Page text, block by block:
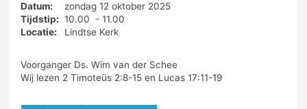
Datum:
zondag 12 oktober 2025
Tijdstip: 10.00 - 11.00
Locatie:
Lindtse Kerk
Voorganger Ds. Wim van der Schee
Wij lezen 2 Timoteüs 2:8-15 en Lucas 17:11-19